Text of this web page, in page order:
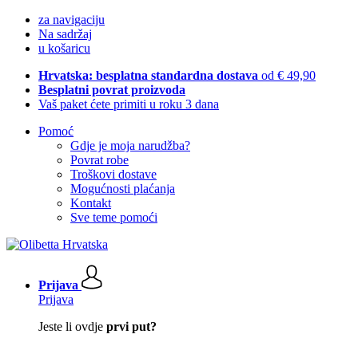
za navigaciju
Na sadržaj
u košaricu
Hrvatska: besplatna standardna dostava od € 49,90
Besplatni povrat proizvoda
Vaš paket ćete primiti u roku 3 dana
Pomoć
Gdje je moja narudžba?
Povrat robe
Troškovi dostave
Mogućnosti plaćanja
Kontakt
Sve teme pomoći
Prijava
Prijava
Jeste li ovdje prvi put?